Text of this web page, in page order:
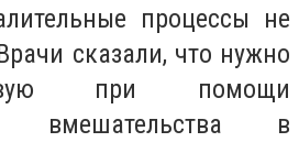
процессы не
сказали, что нужно
при помощи
вмешательства в